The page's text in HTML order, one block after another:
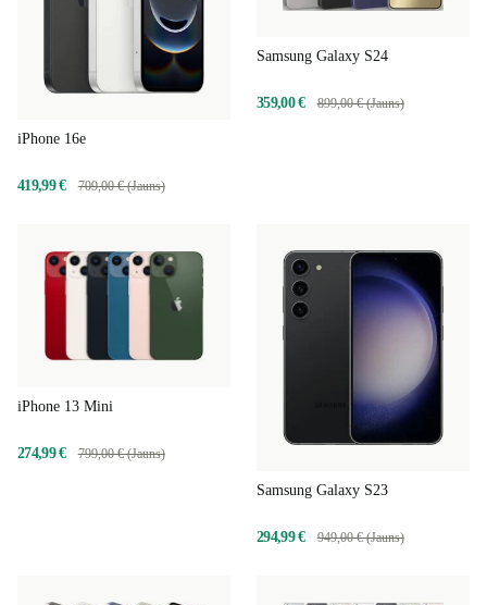
iPhone 16e
419,99 € 709,00 € (Jauns)
Samsung Galaxy S24
359,00 € 899,00 € (Jauns)
iPhone 13 Mini
274,99 € 799,00 € (Jauns)
Samsung Galaxy S23
294,99 € 949,00 € (Jauns)